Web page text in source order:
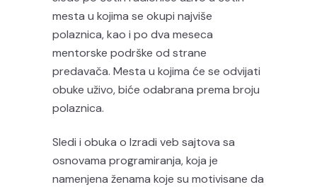
mesta u kojima se okupi najviše
polaznica, kao i po dva meseca
mentorske podrške od strane
predavača. Mesta u kojima će se odvijati
obuke uživo, biće odabrana prema broju
polaznica.
Sledi i obuka o Izradi veb sajtova sa
osnovama programiranja, koja je
namenjena ženama koje su motivisane da